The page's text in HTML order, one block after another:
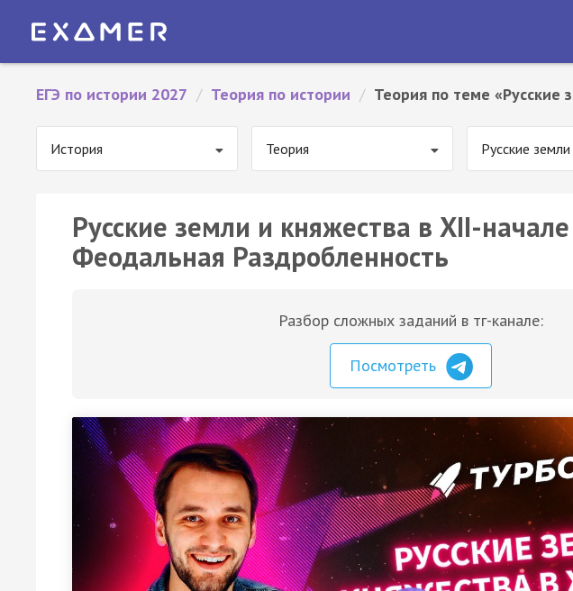
ЕГЭ по истории 2027 / Теория по истории / Теория по теме «Русские
История Теория Русские
Русские земли и княжества в XII-
Феодальная Раздробленность
Разбор сложных заданий в тг-канале:
Посмотреть